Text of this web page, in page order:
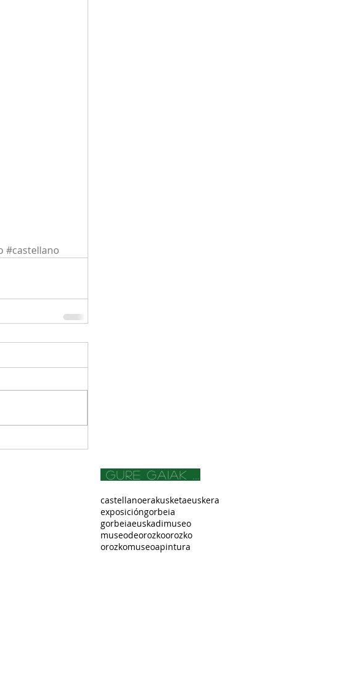
#castellano
gure gaiak ...
castellanoerakusketaeuskera
exposicióngorbeia
gorbeiaeuskadimuseo
museodeorozkoorozko
orozkomuseoapintura